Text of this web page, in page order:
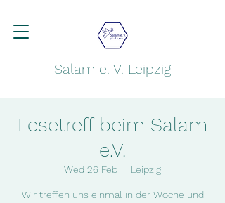
Salam e. V. Leipzig
Lesetreff beim Salam
e.V.
Wed 26 Feb
  |
Leipzig
Wir treffen uns einmal in der Woche und